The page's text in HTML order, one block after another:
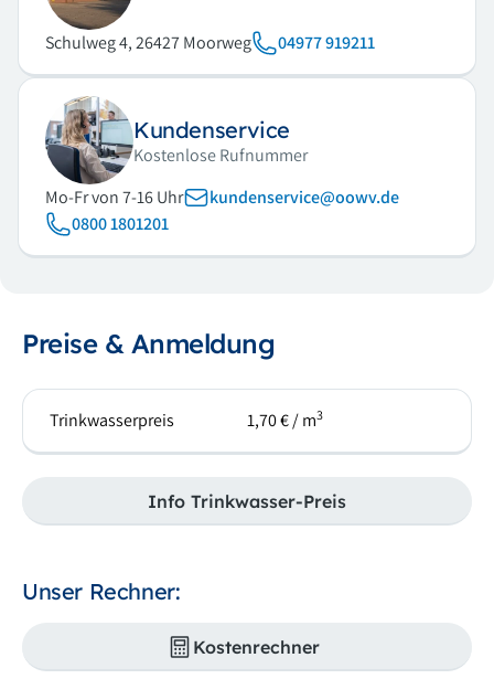
Preise & Anmeldung
Trinkwasserpreis 1,70 € / m3
Info Trinkwasser-Preis
Unser Rechner:
Kostenrechner
Schulweg 4, 26427 Moorweg 04977 919211
Kundenservice
Kostenlose Rufnummer
Mo-Fr von 7-16 Uhr
kundenservice@oowv.de
0800 1801201